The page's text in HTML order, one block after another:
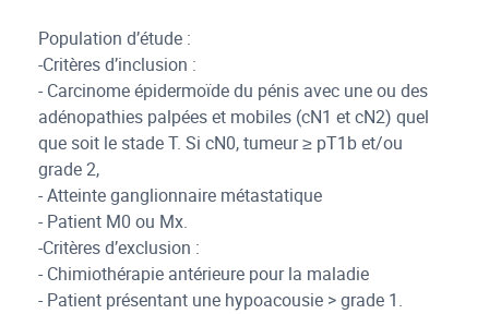
Population d’étude :
-Critères d’inclusion :
- Carcinome épidermoïde du pénis avec une ou des
adénopathies palpées et mobiles (cN1 et cN2) quel
que soit le stade T. Si cN0, tumeur ≥ pT1b et/ou
grade 2,
- Atteinte ganglionnaire métastatique
- Patient M0 ou Mx.
-Critères d’exclusion :
- Chimiothérapie antérieure pour la maladie
- Patient présentant une hypoacousie > grade 1.